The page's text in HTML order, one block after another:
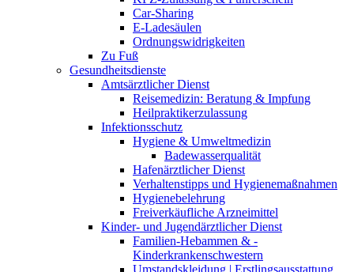
Car-Sharing
E-Ladesäulen
Ordnungswidrigkeiten
Zu Fuß
Gesundheitsdienste
Amtsärztlicher Dienst
Reisemedizin: Beratung & Impfung
Heilpraktikerzulassung
Infektionsschutz
Hygiene & Umweltmedizin
Badewasserqualität
Hafenärztlicher Dienst
Verhaltenstipps und Hygienemaßnahmen
Hygienebelehrung
Freiverkäufliche Arzneimittel
Kinder- und Jugendärztlicher Dienst
Familien-Hebammen & -
Kinderkrankenschwestern
Umstandskleidung | Erstlingsausstattung